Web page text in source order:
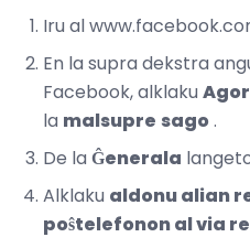
Iru al
En la supra dekstra
Facebook, alklaku
la malsupre sago.
De la Ĝenerala
Alklaku aldonu alian
poŝtelefonon al via